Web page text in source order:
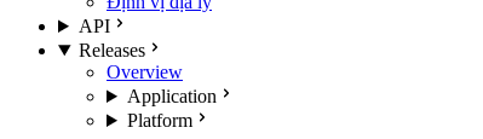
API
Releases
Overview
Application
Platform